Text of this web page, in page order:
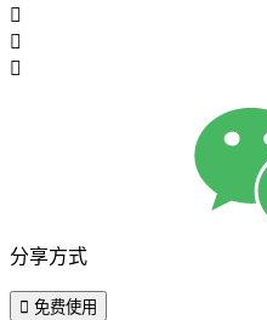



分享方式
 免费使用